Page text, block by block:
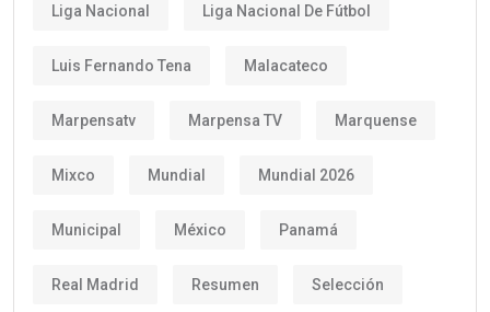
Liga Nacional Liga Nacional De Fútbol
Luis Fernando Tena Malacateco
Marpensatv Marpensa TV Marquense
Mixco Mundial Mundial 2026
Municipal México Panamá
Real Madrid Resumen Selección